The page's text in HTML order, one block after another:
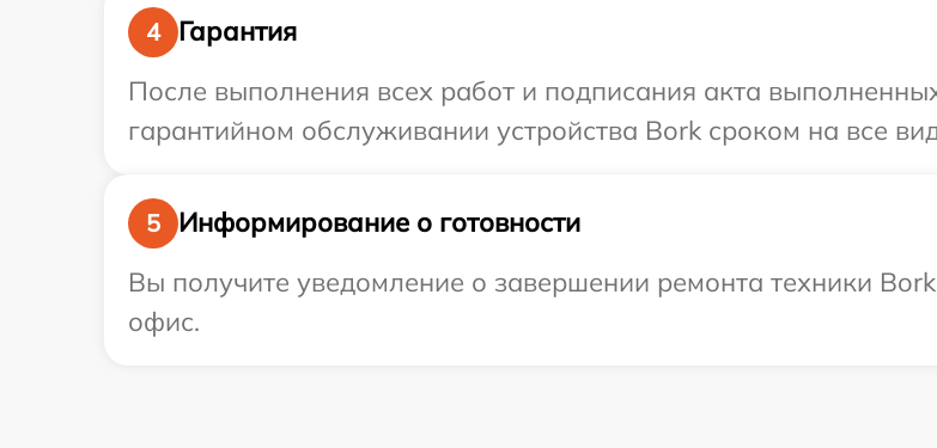
4
Гарантия
После выполнения всех работ и подписания акта
гарантийном обслуживании устройства Bork сроком на все
5
Информирование о готовности
Вы получите уведомление о завершении ремонта техники
офис.